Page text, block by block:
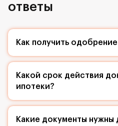
ответы
Как получить
Какой срок действия
ипотеки?
Какие документы нужны